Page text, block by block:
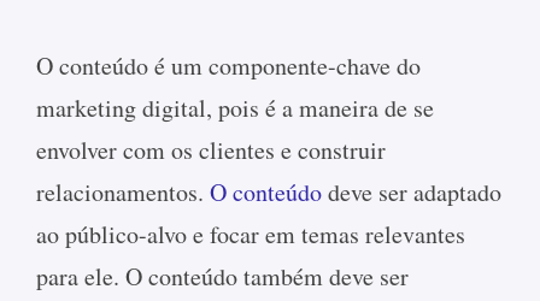
O conteúdo é um componente-chave do
marketing digital, pois é a maneira de se
envolver com os clientes e construir
relacionamentos. O conteúdodeve ser adaptado
ao público-alvo e focar em temas relevantes
para ele. O conteúdo também deve ser